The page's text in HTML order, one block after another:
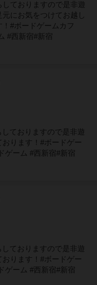
しておりますので是非遊
にお気をつけてお越し
#ボードゲームカフ
#西新宿#新宿
ておりますので是非遊
ります！#ボードゲー
ゲーム #西新宿#新宿
ておりますので是非遊
ります！#ボードゲー
ゲーム #西新宿#新宿